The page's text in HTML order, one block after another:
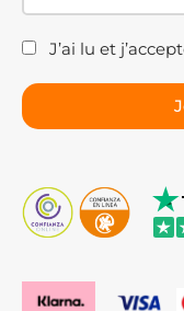
J’ai lu et